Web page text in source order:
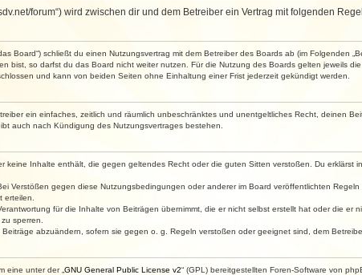
forum“) wird zwischen dir und dem Betreiber ein Vertrag mit folgenden
Board“) schließt du einen Nutzungsvertrag mit dem Betreiber des Boards ab (im Folgenden
bist, so darfst du das Board nicht weiter nutzen. Für die Nutzung des Boards gelten jeweils
und kann von beiden Seiten ohne Einhaltung einer Frist jederzeit gekündigt werden.
ein einfaches, zeitlich und räumlich unbeschränktes und unentgeltliches Recht, deinen
auch nach Kündigung des Nutzungsvertrages bestehen.
keine Inhalte enthält, die gegen geltendes Recht oder die guten Sitten verstoßen. Du
Verstößen gegen diese Nutzungsbedingungen oder anderer im Board veröffentlichten
erteilen.
für die Inhalte von Beiträgen übernimmt, die er nicht selbst erstellt hat oder die er
sperren.
abzuändern, sofern sie gegen o. g. Regeln verstoßen oder geeignet sind, dem
eine unter der „ GNU General Public License v2“ (GPL) bereitgestellten Foren-Software von